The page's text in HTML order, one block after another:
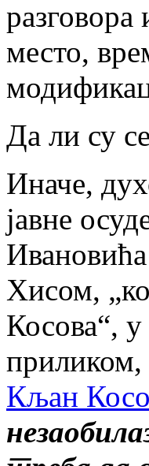
место,
Да ли су
Иначе,
јавне
Хисом,
Косова“,
приликом,
Кљан